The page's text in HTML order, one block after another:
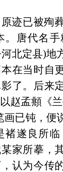
迹已被殉
。唐代名
北定县)地
在当时自
了。后来
赵孟頫《
画已钝，便
褚遂良所
家所摹，
认为今传